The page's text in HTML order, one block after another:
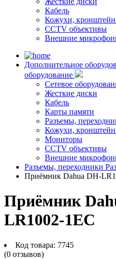
Кабель
Кожухи,
CCTV объективы
Внешние
Дополнительное
оборудование
Сетевое
Жесткие диски
Кабель
Карты памяти
Разъемы,
Кожухи,
Мониторы
CCTV объективы
Внешние
Разъемы, переходники
Приёмник Dahua DH-
Приёмник
LR1002-1EC
Код товара: 7745
(0 отзывов)